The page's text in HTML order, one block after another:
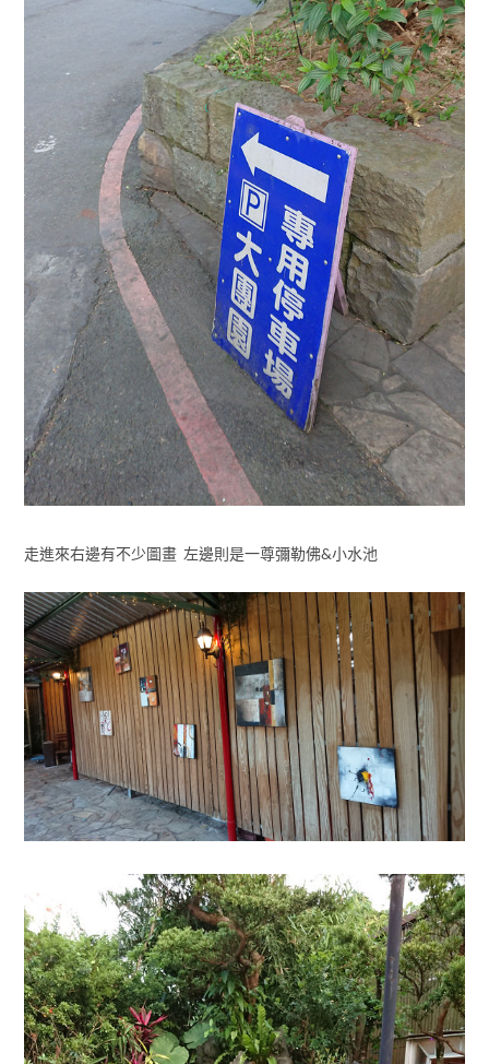
走進來右邊有不少圖畫 左邊則是一尊彌勒佛&小水池